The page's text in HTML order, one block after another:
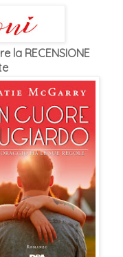
la RECENSIONE